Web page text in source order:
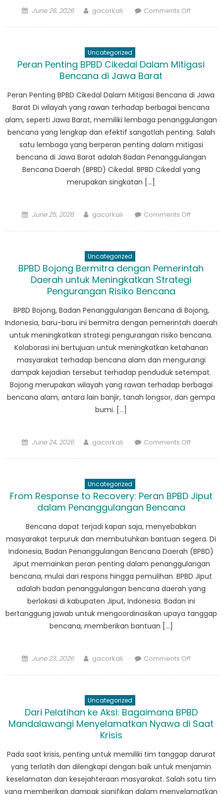
Posted
June 26, 2026 Author
gacorkali Comments Offon
Penting
Uncategorized
Peran Penting BPBD Cikedal Dalam Mitigasi
Bencana di Jawa Barat
Peran Penting BPBD Cikedal Dalam Mitigasi Bencana di Jawa
Barat Di wilayah yang rawan terhadap berbagai bencana
alam, seperti Jawa Barat, memiliki lembaga penanggulangan
bencana yang lengkap dan efektif sangatlah penting. Salah
satu lembaga yang berperan penting dalam mitigasi
bencana di Jawa Barat adalah Badan Penanggulangan
Bencana Daerah (BPBD) Cikedal. BPBD Cikedal yang
merupakan singkatan […]
Posted
June 25, 2026 Author
gacorkali Comments Offon
Dalam
Mitigasi
di
Jawa
Barat
Uncategorized
BPBD Bojong Bermitra dengan Pemerintah
Daerah untuk Meningkatkan Strategi
Pengurangan Risiko Bencana
BPBD Bojong, Badan Penanggulangan Bencana di Bojong,
Indonesia, baru-baru ini bermitra dengan pemerintah daerah
untuk meningkatkan strategi pengurangan risiko bencana.
Kolaborasi ini bertujuan untuk meningkatkan ketahanan
masyarakat terhadap bencana alam dan mengurangi
dampak kejadian tersebut terhadap penduduk setempat.
Bojong merupakan wilayah yang rawan terhadap berbagai
bencana alam, antara lain banjir, tanah longsor, dan gempa
bumi. […]
Posted
June 24, 2026 Author
gacorkali Comments Offon
Strategi
Risiko
Bencana
Uncategorized
From Response to Recovery: Peran BPBD Jiput
dalam Penanggulangan Bencana
Bencana dapat terjadi kapan saja, menyebabkan
masyarakat terpuruk dan membutuhkan bantuan segera. Di
Indonesia, Badan Penanggulangan Bencana Daerah (BPBD)
Jiput memainkan peran penting dalam penanggulangan
bencana, mulai dari respons hingga pemulihan. BPBD Jiput
adalah badan penanggulangan bencana daerah yang
berlokasi di kabupaten Jiput, Indonesia. Badan ini
bertanggung jawab untuk mengoordinasikan upaya tanggap
bencana, memberikan bantuan […]
Posted
June 23, 2026 Author
gacorkali Comments Offon
Peran
BPBD
dalam
Bencana
Uncategorized
Dari Pelatihan ke Aksi: Bagaimana BPBD
Mandalawangi Menyelamatkan Nyawa di Saat
Krisis
Pada saat krisis, penting untuk memiliki tim tanggap darurat
yang terlatih dan dilengkapi dengan baik untuk menjamin
keselamatan dan kesejahteraan masyarakat. Salah satu tim
yang memberikan dampak signifikan dalam menyelamatkan